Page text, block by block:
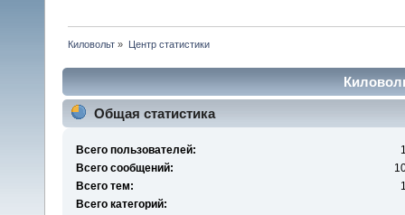
Киловольт » Центр статистики
Общая статистика
Всего пользователей:
Всего сообщений:
Всего тем:
Всего категорий: